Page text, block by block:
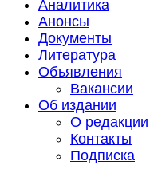
Аналитика
Анонсы
Документы
Литература
Объявления
Вакансии
Об издании
О редакции
Контакты
Подписка